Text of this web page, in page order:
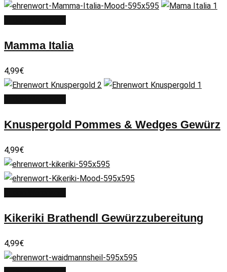
Mamma Italia
4,99€
Knuspergold Pommes & Wedges Gewürz
4,99€
Kikeriki Brathendl Gewürzzubereitung
4,99€